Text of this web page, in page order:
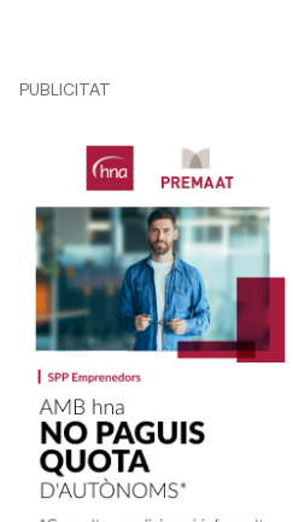
PUBLICITAT